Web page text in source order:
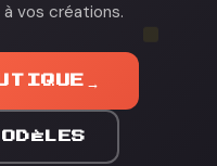
à vos créations.
→